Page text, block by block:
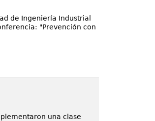
de Ingeniería Industrial
"Prevención con
una clase